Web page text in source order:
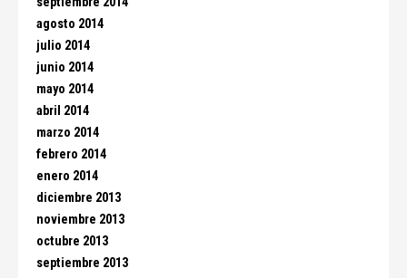
agosto 2014
julio 2014
junio 2014
mayo 2014
abril 2014
marzo 2014
febrero 2014
enero 2014
diciembre 2013
noviembre 2013
octubre 2013
septiembre 2013